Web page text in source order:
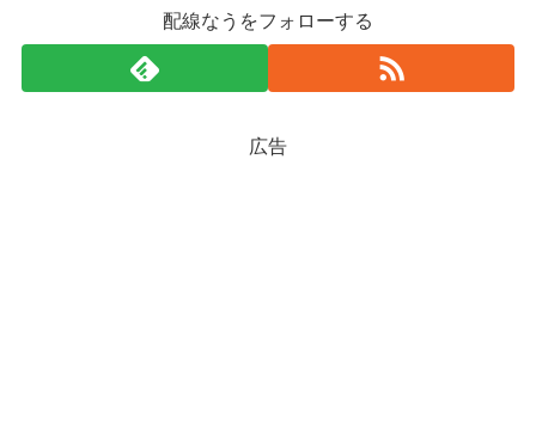
配線なうをフォローする
広告